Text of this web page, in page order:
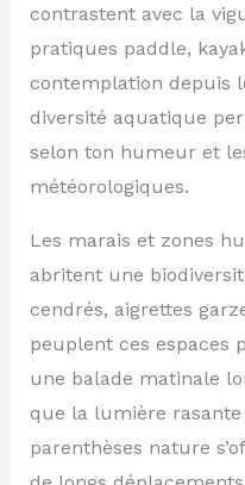
contrastent avec la
pratiques paddle,
contemplation depuis
diversité aquatique
selon ton humeur et
météorologiques.
Les marais et zones
abritent une
cendrés, aigrettes
peuplent ces espaces
une balade matinale
que la lumière rasante
parenthèses nature